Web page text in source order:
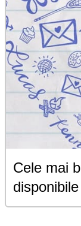
Cele mai